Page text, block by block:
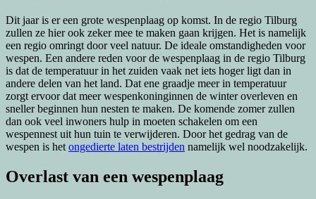
Dit jaar is er een grote wespenplaag op komst. In de regio Tilburg
zullen ze hier ook zeker mee te maken gaan krijgen. Het is namelijk
een regio omringt door veel natuur. De ideale omstandigheden voor
wespen. Een andere reden voor de wespenplaag in de regio Tilburg
is dat de temperatuur in het zuiden vaak net iets hoger ligt dan in
andere delen van het land. Dat ene graadje meer in temperatuur
zorgt ervoor dat meer wespenkoninginnen de winter overleven en
sneller beginnen hun nesten te maken. De komende zomer zullen
dan ook veel inwoners hulp in moeten schakelen om een
wespennest uit hun tuin te verwijderen. Door het gedrag van de
wespen is het ongedierte laten bestrijden namelijk wel noodzakelijk.
Overlast van een wespenplaag